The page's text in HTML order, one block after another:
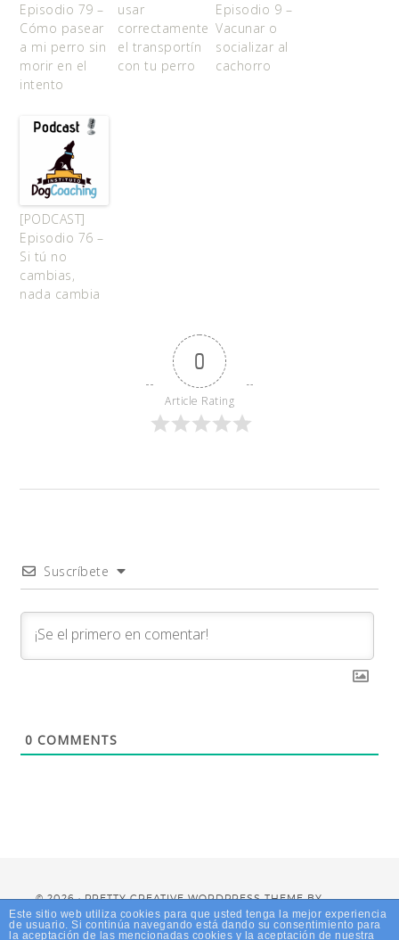
Episodio 79 –
Cómo pasear
a mi perro sin
morir en el
intento
usar
correctamente
el transportín
con tu perro
Episodio 9 –
Vacunar o
socializar al
cachorro
[PODCAST]
Episodio 76 –
Si tú no
cambias,
nada cambia
0
Article Rating
Suscríbete
0 COMMENTS
© 2026 · PRETTY CREATIVE WORDPRESS THEME BY,
PRETTY DARN CUTE DESIGN
Este sitio web utiliza cookies para que usted tenga la mejor experiencia
de usuario. Si continúa navegando está dando su consentimiento para
la aceptación de las mencionadas cookies y la aceptación de nuestra